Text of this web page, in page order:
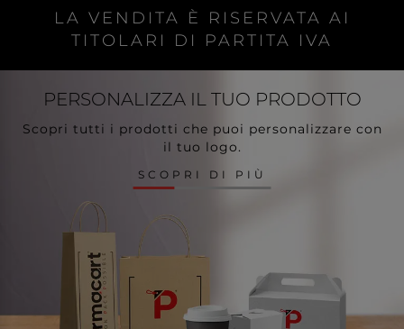
LA VENDITA È RISERVATA AI
TITOLARI DI PARTITA IVA
PERSONALIZZA IL TUO PRODOTTO
Scopri tutti i prodotti che puoi personalizzare con
il tuo logo.
SCOPRI DI PIÙ